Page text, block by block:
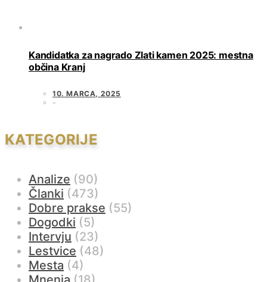
Kandidatka za nagrado Zlati kamen 2025: mestna
občina Kranj
10. MARCA, 2025
KATEGORIJE
Analize (90)
Članki (473)
Dobre prakse (55)
Dogodki (5)
Intervju (23)
Lestvice (48)
Mesta (4)